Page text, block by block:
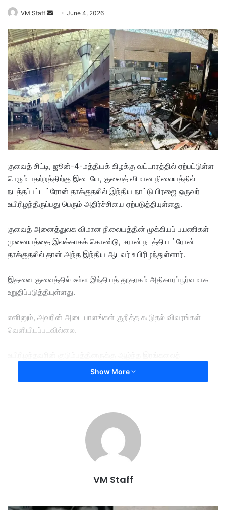
VM Staff
n
d
a
n
e
m
a
i
l
June 4, 2026
குவைத் சிட்டி, ஜூன்-4-மத்தியக் கிழக்கு வட்டாரத்தில் ஏற்பட்டுள்ள
பெரும் பதற்றத்திற்கு இடையே, குவைத் விமான நிலையத்தில்
நடத்தப்பட்ட ட்ரோன் தாக்குதலில் இந்திய நாட்டு பிரஜை ஒருவர்
உயிரிழந்திருப்பது பெரும் அதிர்ச்சியை ஏற்படுத்தியுள்ளது.
​குவைத் அனைத்துலக விமான நிலையத்தின் முக்கியப் பயணிகள்
முனையத்தை இலக்காகக் கொண்டு, ஈரான் நடத்திய ட்ரோன்
தாக்குதலில் தான் அந்த இந்திய ஆடவர் உயிரிழந்துள்ளார்.
இதனை குவைத்தில் உள்ள இந்தியத் தூதரகம் அதிகாரப்பூர்வமாக
உறுதிப்படுத்தியுள்ளது.
எனினும், அவரின் அடையாளங்கள் குறித்த கூடுதல் விவரங்கள்
வெளியிடப்படவில்லை.
தெரிவித்துள்ள இந்திய தூதரகம், காயமடைந்த மற்ற
இந்தியர்களுக்குத் தேவையான அனைத்து உதவிகளையும் குவைத்
​மத்தியக் கிழக்கில் ஏற்கனவே நிலவி வரும் தீவிர பதற்றத்தின்
உச்சகட்டமாக இந்த தாக்குதல் பார்க்கப்படுகிறது.
இவ்வேளையில், குவைத்தில் உள்ள அமெரிக்கப் படைகளை
பஹ்ரேய்னை நோக்கி ஏவப்பட்ட ஏவுகணைகளையும் அமெரிக்க
Show More
VM Staff